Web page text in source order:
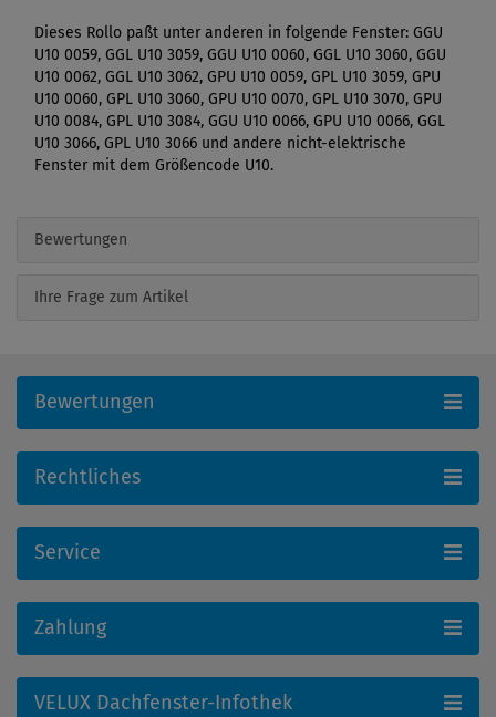
Dieses Rollo paßt unter anderen in folgende Fenster: GGU
U10 0059, GGL U10 3059, GGU U10 0060, GGL U10 3060, GGU
U10 0062, GGL U10 3062, GPU U10 0059, GPL U10 3059, GPU
U10 0060, GPL U10 3060, GPU U10 0070, GPL U10 3070, GPU
U10 0084, GPL U10 3084, GGU U10 0066, GPU U10 0066, GGL
U10 3066, GPL U10 3066 und andere nicht-elektrische
Fenster mit dem Größencode U10.
Bewertungen
Ihre Frage zum Artikel
Bewertungen
Rechtliches
Service
Zahlung
VELUX Dachfenster-Infothek